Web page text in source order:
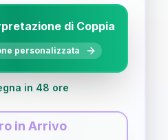
di Coppia
personalizzata
in 48 ore
in Arrivo